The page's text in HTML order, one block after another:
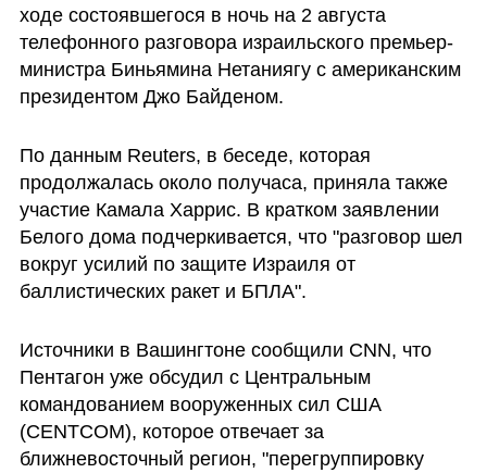
ходе состоявшегося в ночь на 2 августа
телефонного разговора израильского премьер-
министра Биньямина Нетаниягу с американским
президентом Джо Байденом.
По данным Reuters, в беседе, которая
продолжалась около получаса, приняла также
участие Камала Харрис. В кратком заявлении
Белого дома подчеркивается, что "разговор шел
вокруг усилий по защите Израиля от
баллистических ракет и БПЛА".
Источники в Вашингтоне сообщили CNN, что
Пентагон уже обсудил с Центральным
командованием вооруженных сил США
(CENTCOM), которое отвечает за
ближневосточный регион, "перегруппировку